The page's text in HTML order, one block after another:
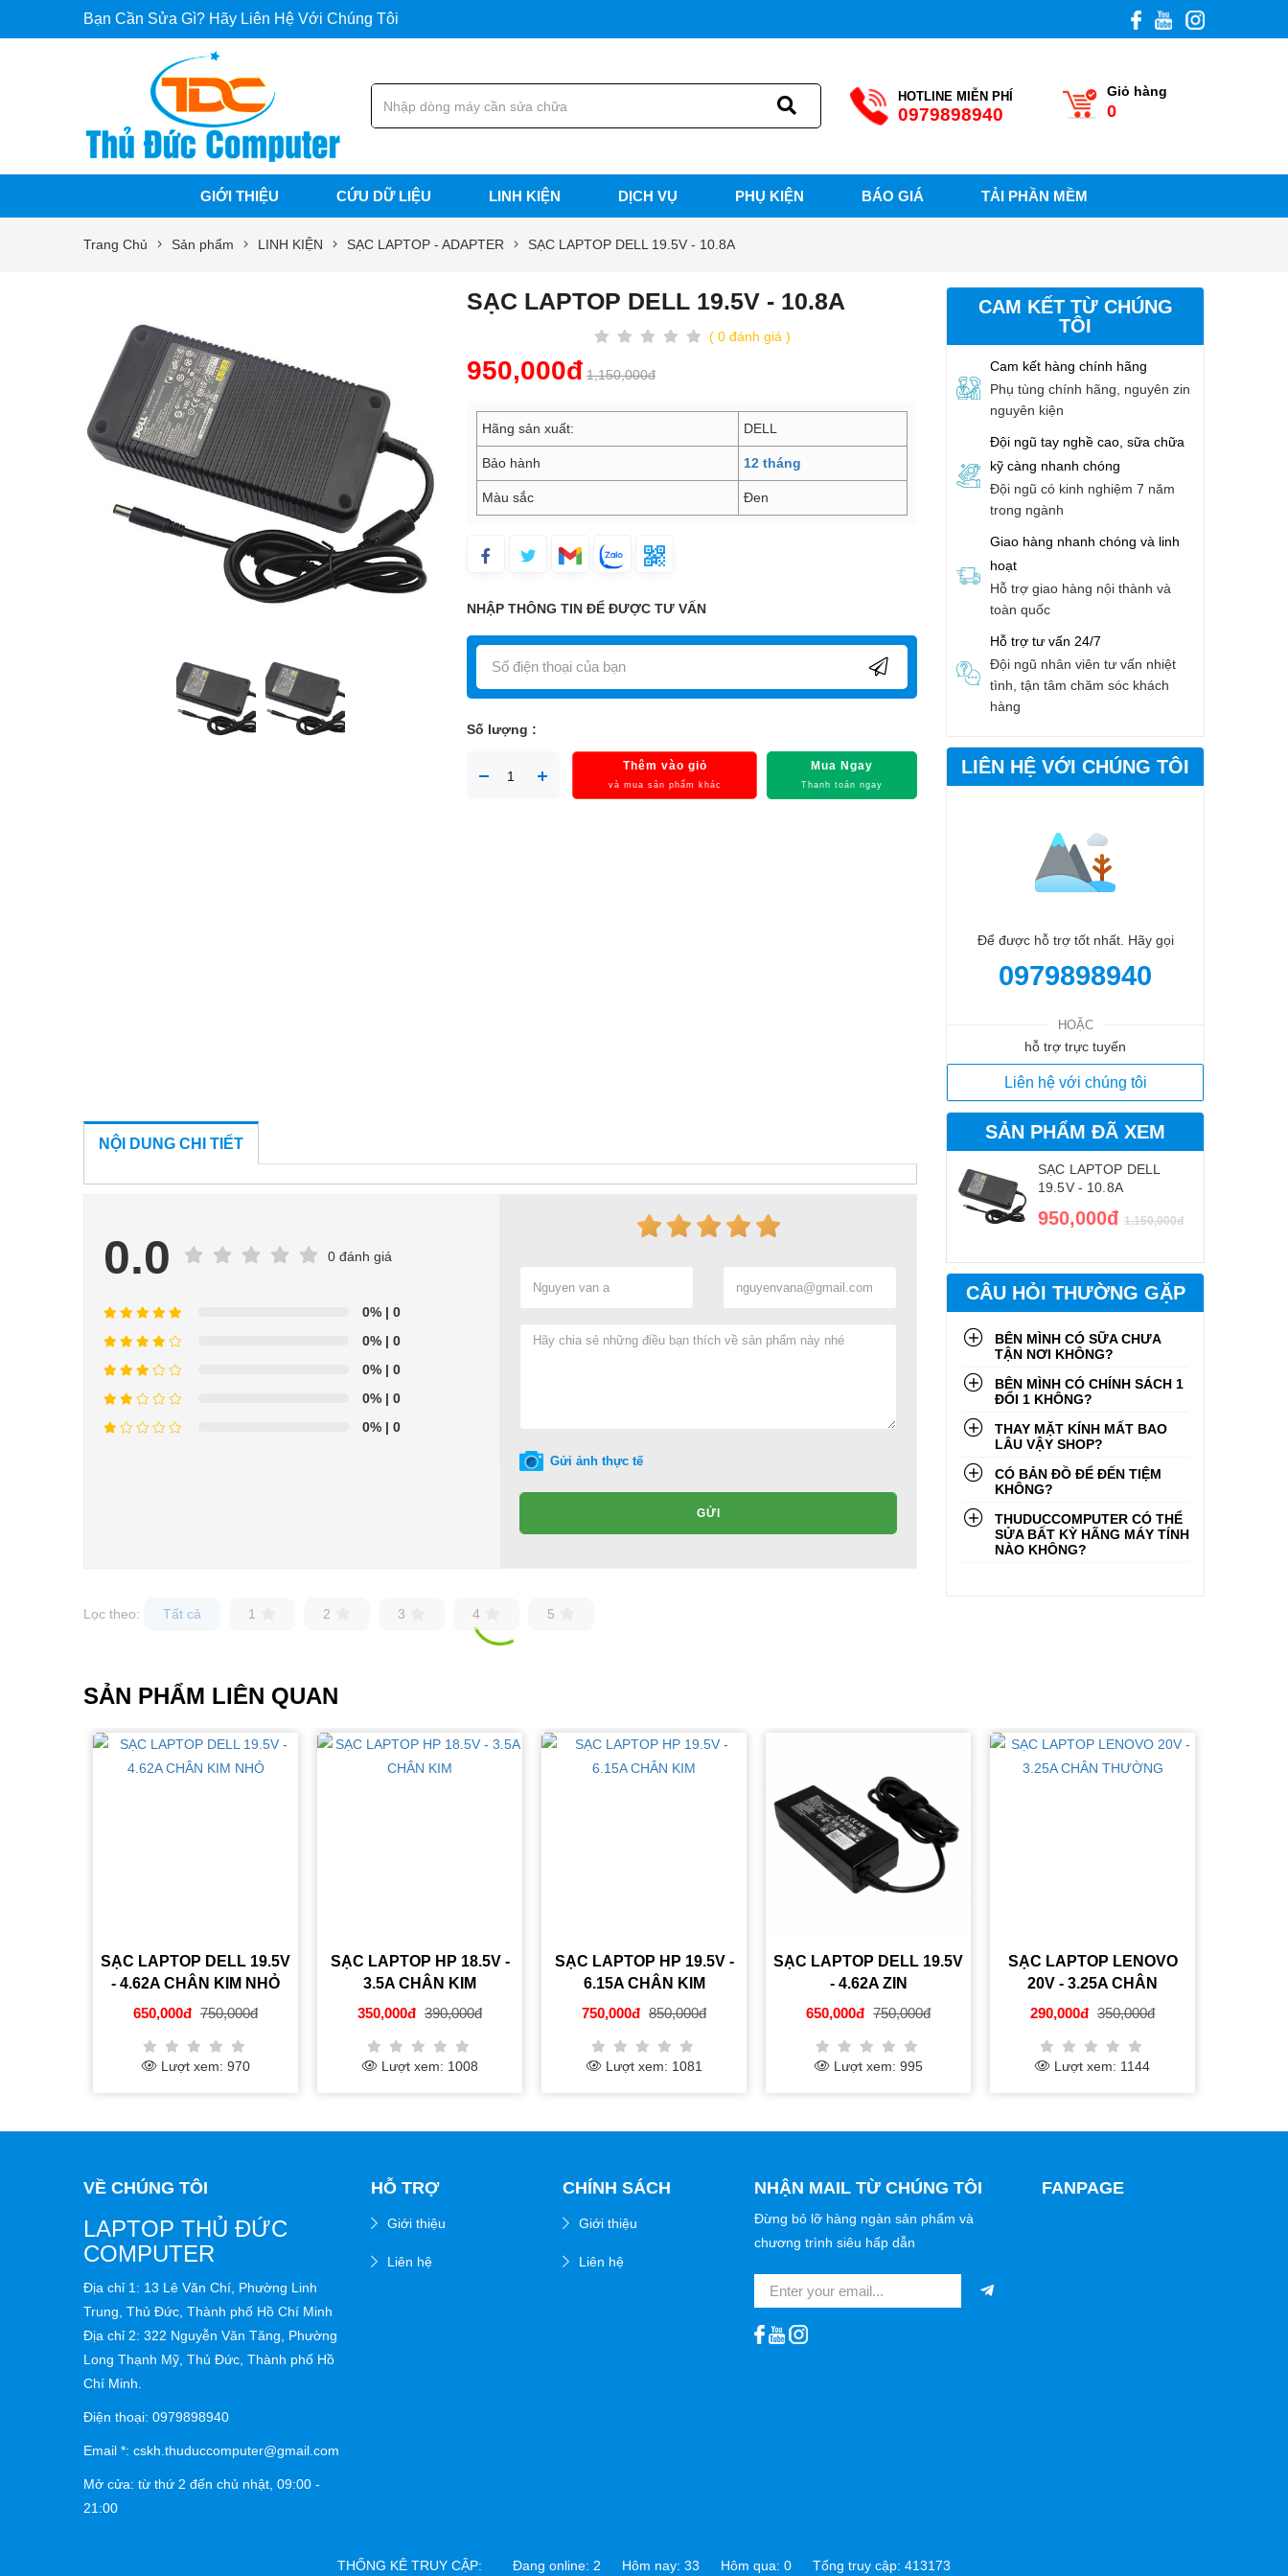
Bạn Cần Sửa Gì? Hãy Liên Hệ Với Chúng Tôi
Giỏ hàng
0
HOTLINE MIỄN PHÍ
0979898940
GIỚI THIỆU CỨU DỮ LIỆU LINH KIỆN DỊCH VỤ PHỤ KIỆN BÁO GIÁ TẢI PHẦN MỀM
Trang Chủ Sản phẩm LINH KIỆN SẠC LAPTOP - ADAPTER SẠC LAPTOP DELL 19.5V - 10.8A
SẠC LAPTOP DELL 19.5V - 10.8A
( 0 đánh giá )
950,000đ 1,150,000đ
Hãng sản xuất: DELL
Bảo hành 12 tháng
Màu sắc Đen
NHẬP THÔNG TIN ĐỂ ĐƯỢC TƯ VẤN
Số lượng :
Thêm vào giỏ
và mua sản phẩm khác
Mua Ngay
Thanh toán ngay
CAM KẾT TỪ CHÚNG
TÔI
Cam kết hàng chính hãng
Phụ tùng chính hãng, nguyên zin
nguyên kiện
Đội ngũ tay nghề cao, sữa chữa
kỹ càng nhanh chóng
Đội ngũ có kinh nghiệm 7 năm
trong ngành
Giao hàng nhanh chóng và linh
hoạt
Hỗ trợ giao hàng nội thành và
toàn quốc
Hỗ trợ tư vấn 24/7
Đội ngũ nhân viên tư vấn nhiệt
tình, tận tâm chăm sóc khách
hàng
LIÊN HỆ VỚI CHÚNG TÔI
Để được hỗ trợ tốt nhất. Hãy gọi
0979898940
HOẶC
hỗ trợ trực tuyến
Liên hệ với chúng tôi
NỘI DUNG CHI TIẾT
0.0 0 đánh giá
0% | 0
0% | 0
0% | 0
0% | 0
0% | 0
Gửi ảnh thực tế
GỬI
Lọc theo: Tất cả 1 2 3 4 5
SẢN PHẨM ĐÃ XEM
SẠC LAPTOP DELL
19.5V - 10.8A
950,000đ 1,150,000đ
CÂU HỎI THƯỜNG GẶP
BÊN MÌNH CÓ SỮA CHƯA
TẬN NƠI KHÔNG?
BÊN MÌNH CÓ CHÍNH SÁCH 1
ĐỔI 1 KHÔNG?
THAY MẶT KÍNH MẤT BAO
LÂU VẬY SHOP?
CÓ BẢN ĐỒ ĐỂ ĐẾN TIỆM
KHÔNG?
THUDUCCOMPUTER CÓ THỂ
SỬA BẤT KỲ HÃNG MÁY TÍNH
NÀO KHÔNG?
SẢN PHẨM LIÊN QUAN
LAPTOP DELL 19.5V
- 4.62A CHÂN KIM NHỎ
750,000đ
Lượt xem: 970
SẠC LAPTOP HP 18.5V -
3.5A CHÂN KIM
350,000đ
390,000đ
Lượt xem: 1008
SẠC LAPTOP HP 19.5V -
6.15A CHÂN KIM
750,000đ
850,000đ
Lượt xem: 1081
SẠC LAPTOP DELL 19.5V
650,000đ
750,000đ
Lượt xem: 995
SẠC LAPTOP LENOVO
20V - 3.25A CHÂN
290,000đ 350,000đ
Lượt xem: 1144
SẠC LAPTOP
20V - 3.25A CHÂN
290,000đ
VỀ CHÚNG TÔI
LAPTOP THỦ ĐỨC
COMPUTER
Địa chỉ 1: 13 Lê Văn Chí, Phường Linh
Trung, Thủ Đức, Thành phố Hồ Chí Minh
Địa chỉ 2: 322 Nguyễn Văn Tăng, Phường
Long Thạnh Mỹ, Thủ Đức, Thành phố Hồ
Chí Minh.
Điện thoại: 0979898940
Email *: cskh.thuduccomputer@gmail.com
Mở cửa: từ thứ 2 đến chủ nhật, 09:00 -
21:00
HỖ TRỢ
Giới thiệu
Liên hệ
CHÍNH SÁCH
Giới thiệu
Liên hệ
NHẬN MAIL TỪ CHÚNG TÔI
Đừng bỏ lỡ hàng ngàn sản phẩm và
chương trình siêu hấp dẫn
FANPAGE
THỐNG KÊ TRUY CẬP: Đang online: 2 Hôm nay: 33 Hôm qua: 0 Tổng truy cập: 413173